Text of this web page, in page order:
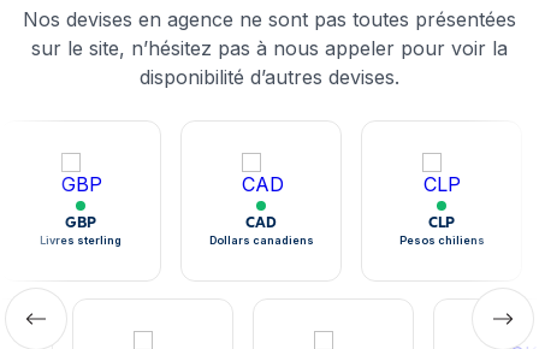
Nos devises en agence ne sont pas toutes présentées
sur le site, n’hésitez pas à nous appeler pour voir la
disponibilité d’autres devises.
GBP
Livres sterling
CAD
Dollars canadiens
CLP
Pesos chiliens